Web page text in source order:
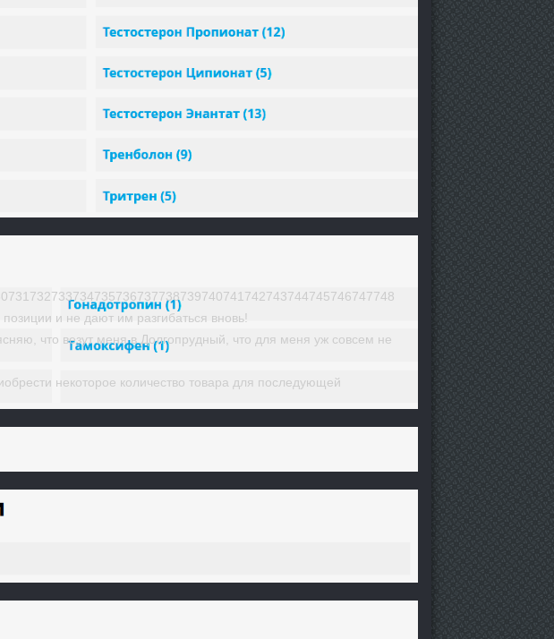
и не дают им разгибаться вновь!
что везут меня в Долгопрудный, что для меня уж совсем не
некоторое количество товара для последующей